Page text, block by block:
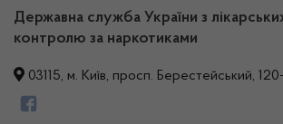
Державна служба України з
контролю за наркотиками
03115, м. Київ, просп. Берестейський,